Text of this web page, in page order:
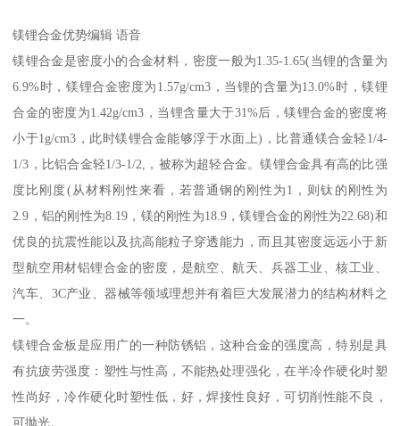
镁锂合金优势编辑 语音
镁锂合金是密度小的合金材料，密度一般为1.35-1.65(当锂的含量为
6.9%时，镁锂合金密度为1.57g/cm3，当锂的含量为13.0%时，镁锂
合金的密度为1.42g/cm3，当锂含量大于31%后，镁锂合金的密度将
小于1g/cm3，此时镁锂合金能够浮于水面上)，比普通镁合金轻1/4-
1/3，比铝合金轻1/3-1/2,，被称为超轻合金。镁锂合金具有高的比强
度比刚度(从材料刚性来看，若普通钢的刚性为1，则钛的刚性为
2.9，铝的刚性为8.19，镁的刚性为18.9，镁锂合金的刚性为22.68)和
优良的抗震性能以及抗高能粒子穿透能力，而且其密度远远小于新
型航空用材铝锂合金的密度，是航空、航天、兵器工业、核工业、
汽车、3C产业、器械等领域理想并有着巨大发展潜力的结构材料之
一。
镁锂合金板是应用广的一种防锈铝，这种合金的强度高，特别是具
有抗疲劳强度：塑性与性高，不能热处理强化，在半冷作硬化时塑
性尚好，冷作硬化时塑性低，好，焊接性良好，可切削性能不良，
可抛光。